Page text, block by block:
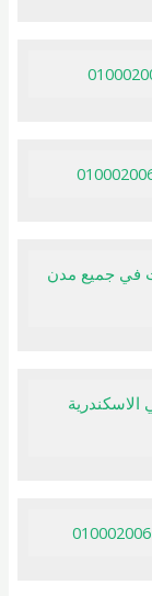
في جميع مدن